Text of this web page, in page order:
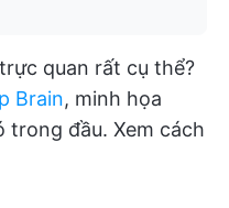
quan rất cụ thể?
Brain, minh họa
trong đầu. Xem cách